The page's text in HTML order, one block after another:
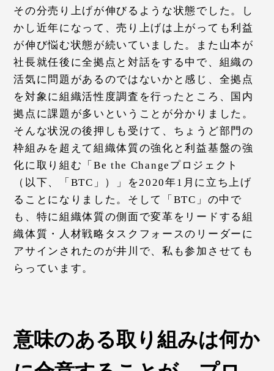
その分売り上げが伸びるような状態でした。し
かし近年になって、売り上げは上がっても利益
が伸び悩む状態が続いていました。また山本が
社長就任後に全拠点と対話をする中で、組織の
活気に問題があるのではないかと感じ、全拠点
を対象に組織活性度調査を行ったところ、国内
拠点に課題が多いということが分かりました。
そんな状況の後押しも受けて、ちょうど部門の
枠組みを超えて組織体質の強化と利益基盤の強
化に取り組む「Be the Changeプロジェクト
（以下、「BTC」）」を2020年1月に立ち上げ
ることになりました。そして「BTC」の中で
も、特に組織体質の側面で変革をリードする組
織体質・人材戦略タスクフォースのリーダーに
アサインされたのが井川で、私も参加させても
らっています。
意味のある取り組みは何か